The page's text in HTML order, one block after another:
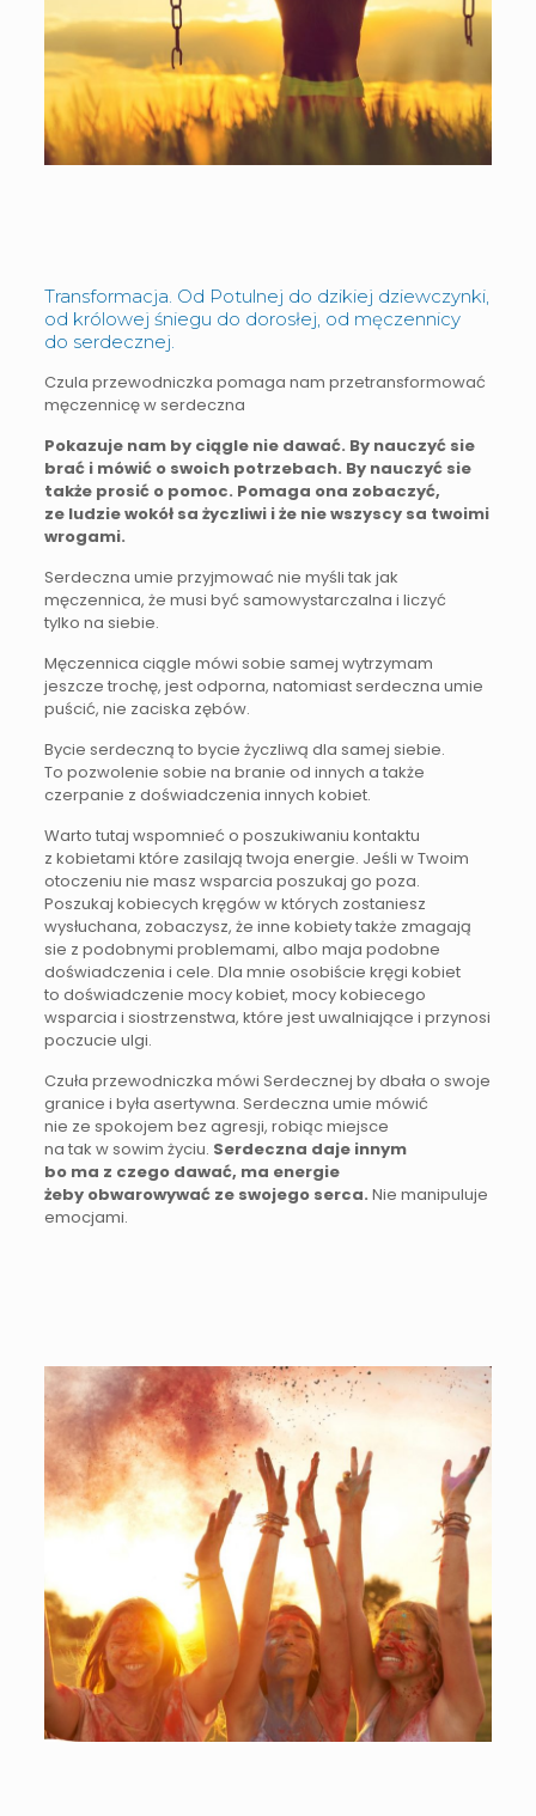
Transformacja. Od Potulnej do dzikiej dziewczynki,
od królowej śniegu do dorosłej, od męczennicy
do serdecznej.
Czula przewodniczka pomaga nam przetransformować
męczennicę w serdeczna
Pokazuje nam by ciągle nie dawać. By nauczyć sie
brać i mówić o swoich potrzebach. By nauczyć sie
także prosić o pomoc. Pomaga ona zobaczyć,
ze ludzie wokół sa życzliwi i że nie wszyscy sa twoimi
wrogami.
Serdeczna umie przyjmować nie myśli tak jak
męczennica, że musi być samowystarczalna i liczyć
tylko na siebie.
Męczennica ciągle mówi sobie samej wytrzymam
jeszcze trochę, jest odporna, natomiast serdeczna umie
puścić, nie zaciska zębów.
Bycie serdeczną to bycie życzliwą dla samej siebie.
To pozwolenie sobie na branie od innych a także
czerpanie z doświadczenia innych kobiet.
Warto tutaj wspomnieć o poszukiwaniu kontaktu
z kobietami które zasilają twoja energie. Jeśli w Twoim
otoczeniu nie masz wsparcia poszukaj go poza.
Poszukaj kobiecych kręgów w których zostaniesz
wysłuchana, zobaczysz, że inne kobiety także zmagają
sie z podobnymi problemami, albo maja podobne
doświadczenia i cele. Dla mnie osobiście kręgi kobiet
to doświadczenie mocy kobiet, mocy kobiecego
wsparcia i siostrzenstwa, które jest uwalniające i przynosi
poczucie ulgi.
Czuła przewodniczka mówi Serdecznej by dbała o swoje
granice i była asertywna. Serdeczna umie mówić
nie ze spokojem bez agresji, robiąc miejsce
na tak w sowim życiu. Serdeczna daje innym
bo ma z czego dawać, ma energie
żeby obwarowywać ze swojego serca. Nie manipuluje
emocjami.